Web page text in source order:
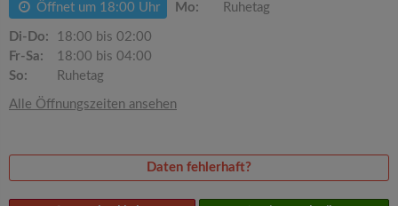
Öffnet um 18:00 Uhr Mo: Ruhetag
Di-Do:
18:00 bis 02:00
Fr-Sa:
18:00 bis 04:00
So:
Ruhetag
Alle Öffnungszeiten ansehen
Daten fehlerhaft?
t
i
o
n